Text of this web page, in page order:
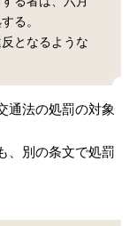
る。
となるような
通法の処罰の対象
、別の条文で処罰